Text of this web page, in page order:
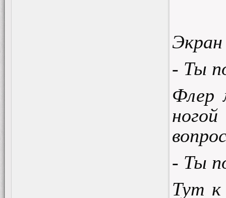
- Ты
Флер
- Ты
Тут к